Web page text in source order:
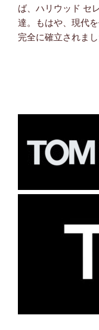
ば、ハリウッド セ
達。もはや、現代
完全に確立されまし